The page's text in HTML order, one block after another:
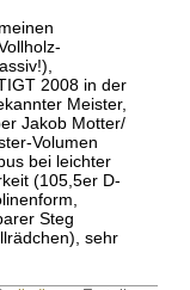
2008 in der
Meister,
Jakob Motter/
Volumen
bei leichter
(105,5er D-
Steg
sehr